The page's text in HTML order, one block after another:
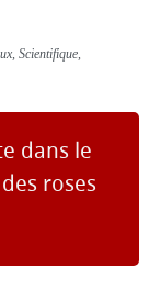
Scientifique,
dans le
roses